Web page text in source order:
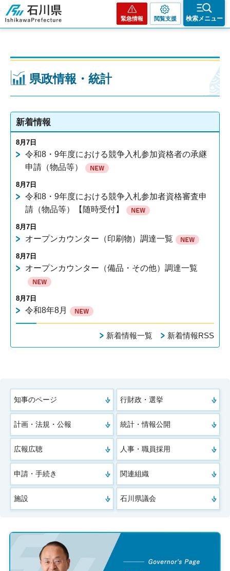
石川県
緊急情報 閲覧支援 検索メニュー
県政情報・統計
新着情報
8月7日
令和8・9年度における競争入札参加資格者の承継
申請（物品等）
8月7日
令和8・9年度における競争入札参加者資格審査申
請（物品等）【随時受付】
8月7日
オープンカウンター（印刷物）調達一覧
8月7日
オープンカウンター（備品・その他）調達一覧
8月7日
令和8年8月
新着情報一覧 新着情報RSS
知事のページ 行財政・選挙
計画・法規・公報 統計・情報公開
広報広聴 人事・職員採用
申請・手続き 関連組織
施設 石川県議会